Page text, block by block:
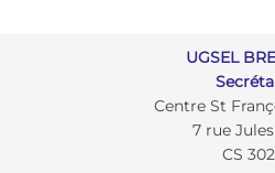
UGSEL
Centre St
7 rue
CS